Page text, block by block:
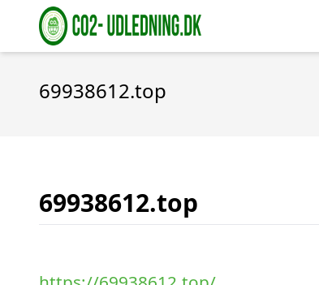
69938612.top
69938612.top